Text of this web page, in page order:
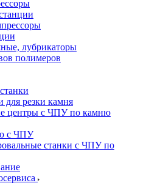
лубрикаторы
полимеров
для резки камня
центры с ЧПУ по камню
с ЧПУ
станки с ЧПУ по